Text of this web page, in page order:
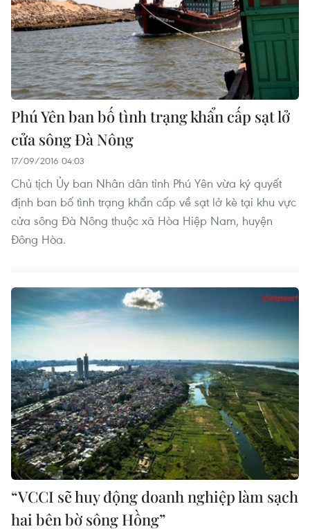
Phú Yên ban bố tình trạng khẩn cấp sạt lở
cửa sông Đà Nông
17/09/2016 04:03
Chủ tịch Ủy ban Nhân dân tỉnh Phú Yên vừa ký quyết
định ban bố tình trạng khẩn cấp về sạt lở kè tại khu vực
cửa sông Đà Nông thuộc xã Hòa Hiệp Nam, huyện
Đông Hòa.
“VCCI sẽ huy động doanh nghiệp làm sạch
hai bên bờ sông Hồng”